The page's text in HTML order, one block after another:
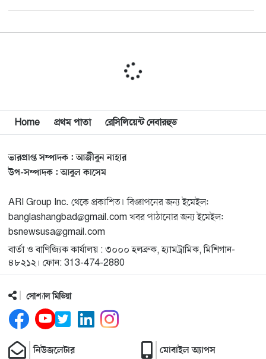
১০
মিশিগানে দক্ষিণ সুরমা ওয়েলফেয়ার অ্যাসোসিয়েশনের
বিশ্বজুড়ে কূটনৈতিক পুনর্বিন্যাস, ৫ অঞ্চলে মিশন বন্ধ করছে
যুক্তরাষ্ট্র
১২
মিশিগানে ফ্রেন্ডস এন্ড ফ্যামিলির বনভোজনে প্রাণের উচ্ছ্বাস
১৩
মিশিগানে ডেমোক্র্যাটদের প্রাইমারিতে আল-সাইয়েদকে হারাতে
কেন এত মরিয়া ইসারায়েলি লবি এআইপ্যাক
১৪
মুনা দাওয়াহ কনফারেন্স ২০২৬ সম্পর্কে প্রেস ব্রিফিং
১৫
শেখ হাসিনার সঙ্গে সংবাদ সম্মেলনে থাকছেন সাকিব আল
হাসান
১৬
যুক্তরাষ্ট্রকে ছাড়ে বাধ্য করতে কোন কৌশলে ওয়াশিংটনের ওপর
১৭
Home প্রথম পাতা রেসিলিয়েন্ট নেবারহুড
ভারপ্রাপ্ত সম্পাদক : আজীবুন নাহার
উপ-সম্পাদক : আবুল কাসেম
ARI Group Inc. থেকে প্রকাশিত। বিজ্ঞাপনের জন্য ইমেইল:
banglashangbad@gmail.com খবর পাঠানোর জন্য ইমেইল:
bsnewsusa@gmail.com
বার্তা ও বাণিজ্যিক কার্যালয় : ৩০০০ হলব্রুক, হ্যামট্রামিক, মিশিগান-
৪৮২১২। ফোন: 313-474-2880
সোশ্যাল মিডিয়া
নিউজলেটার মোবাইল অ্যাপস